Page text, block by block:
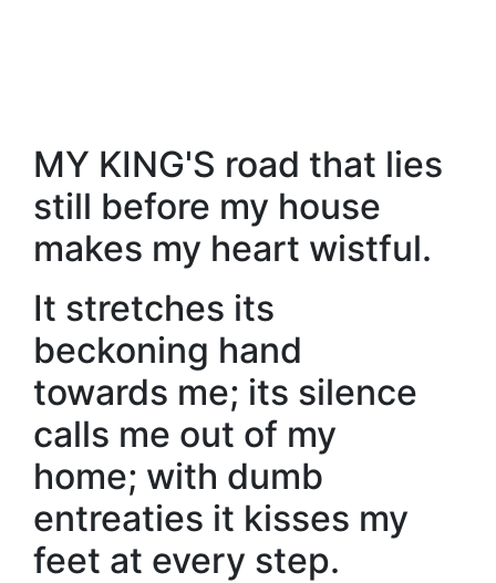
MY KING'S road that lies
still before my house
makes my heart wistful.
It stretches its
beckoning hand
towards me; its silence
calls me out of my
home; with dumb
entreaties it kisses my
feet at every step.